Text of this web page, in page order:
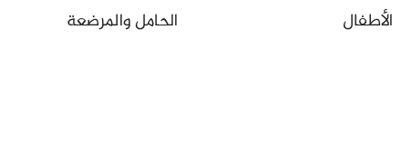
الأطفال الحامل والمرضعة